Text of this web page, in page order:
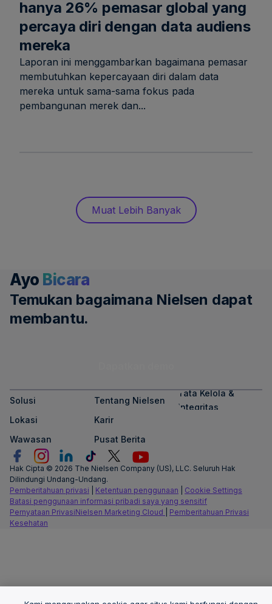
hanya 26% pemasar global yang
percaya diri dengan data audiens
mereka
Laporan ini menggambarkan bagaimana pemasar
membutuhkan kepercayaan diri dalam data
mereka untuk sama-sama fokus pada
pembangunan merek dan...
Muat Lebih Banyak
Ayo Bicara
Temukan bagaimana Nielsen dapat
membantu.
Solusi
Lokasi
Wawasan
Tentang Nielsen
Karir
Pusat Berita
Tata Kelola &
Integritas
Hak Cipta © 2026 The Nielsen Company (US), LLC. Seluruh Hak
Dilindungi Undang-Undang.
Pemberitahuan privasi
Ketentuan penggunaan
Cookie Settings
Batasi penggunaan informasi pribadi saya yang sensitif
Pernyataan PrivasiNielsen Marketing Cloud
Pemberitahuan Privasi
Kesehatan